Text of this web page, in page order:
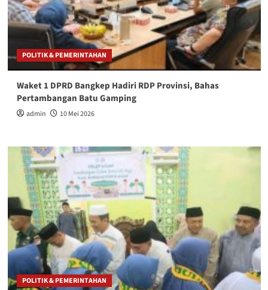
POLITIK & PEMERINTAHAN
Waket 1 DPRD Bangkep Hadiri RDP Provinsi, Bahas
Pertambangan Batu Gamping
admin 10 Mei 2026
POLITIK & PEMERINTAHAN